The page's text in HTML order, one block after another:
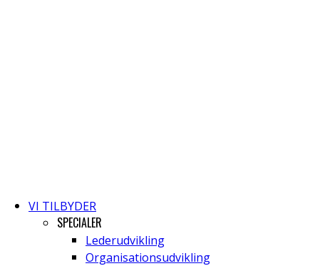
VI TILBYDER
SPECIALER
Lederudvikling
Organisationsudvikling